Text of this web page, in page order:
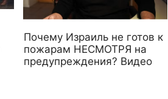
Почему Израиль не готов к
пожарам НЕСМОТРЯ на
предупреждения? Видео